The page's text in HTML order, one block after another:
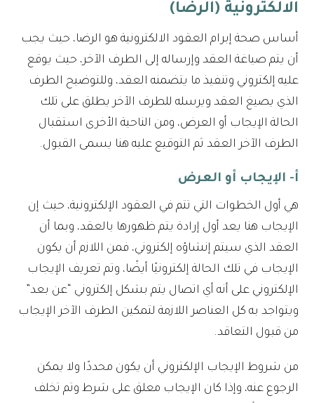
الالكترونية (الرضا)
أساس صحة إبرام العقود الالكترونية هو الرضا، حيث يجب
أن يتم صياغة العقد وإرساله إلى الطرف الآخر، حيث يوقع
عليه إلكتروني وتنفيذ ما يتضمنه العقد، وللتوضيح الطرف
الذي يصيغ العقد ويرسله للطرف الآخر يطلق على تلك
الحالة الإيجاب أو العرض، ومن الناحية الأخرى استقبال
الطرف الآخر العقد ثم التوقيع عليه هنا يسمى القبول.
أ- الإيجاب أو العرض
هي أول الخطوات التي تتم في العقود الإلكترونية، حيث إن
الإيجاب هنا يعد أول إرادة يتم ظهورها بالعقد، وبما أن
العقد الذي سيتم إنشاؤه إلكتروني، فمن اللازم أن يكون
الإيجاب في تلك الحالة إلكترونيًا أيضًا، وتم تعريف الإيجاب
الإلكتروني على أنه أي اتصال يتم بشكل إلكتروني “عن بعد”
ويتواجد به كل العناصر اللازمة لتمكين الطرف الآخر الإيجاب
من قبول التعاقد.
من شروط الإيجاب الإلكتروني أن يكون محددًا ولا يمكن
الرجوع عنه، وإذا كان الإيجاب معلق على شرط وتم تخلف